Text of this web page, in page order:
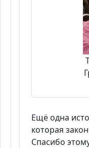
Ещё одна
которая
Спасибо